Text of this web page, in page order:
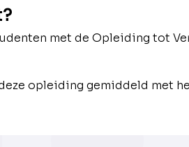
met de Opleiding tot
opleiding gemiddeld met